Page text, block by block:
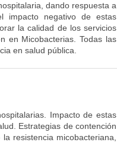
dando respuesta a
impacto negativo de estas
la calidad de los servicios
en Micobacterias. Todas las
en salud pública.
Impacto de estas
Estrategias de contención
resistencia micobacteriana,